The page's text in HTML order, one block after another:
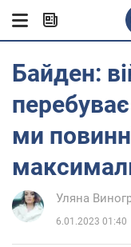
Байден:
ми
Уляна
6.01.2023 01:40